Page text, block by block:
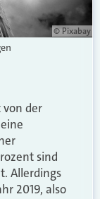
© Pixabay
der
sind
Allerdings
2019, also